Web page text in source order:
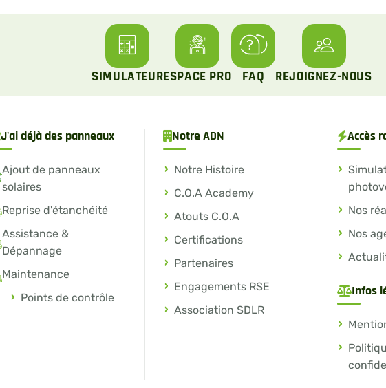
SIMULATEURESPACE PRO FAQ REJOIGNEZ-NOUS
J'ai déjà des panneaux
Ajout de panneaux
solaires
Reprise d'étanchéité
Assistance &
Dépannage
Maintenance
Points de contrôle
Notre ADN
Notre Histoire
C.O.A Academy
Atouts C.O.A
Certifications
Partenaires
Engagements RSE
Association SDLR
Accès
Nos
Nos
Infos